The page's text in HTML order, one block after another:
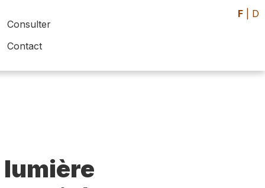
Consulter
Contact
F D
lumière